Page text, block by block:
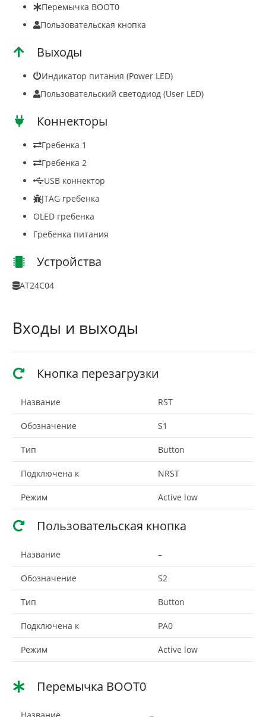
Перемычка BOOT0
Пользовательская кнопка
Выходы
Индикатор питания (Power LED)
Пользовательский светодиод (User LED)
Коннекторы
Гребенка 1
Гребенка 2
USB коннектор
JTAG гребенка
OLED гребенка
Гребенка питания
Устройства
AT24C04
Входы и выходы
Кнопка перезагрузки
Название RST
Обозначение S1
Тип Button
Подключена к NRST
Режим Active low
Пользовательская кнопка
Название –
Обозначение S2
Тип Button
Подключена к PA0
Режим Active low
Перемычка BOOT0
Название –